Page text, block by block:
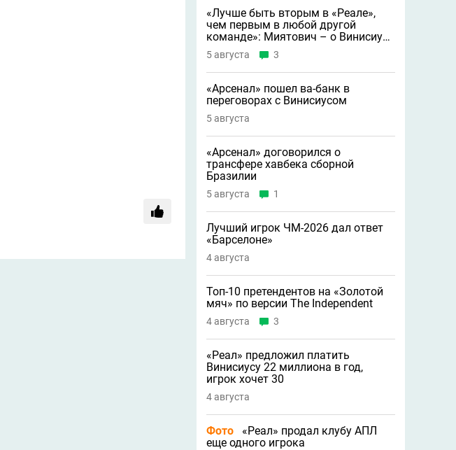
«Лучше быть вторым в «Реале»,
чем первым в любой другой
команде»: Миятович – о Винисиусе
в «Арсенале»
5 августа 3
«Арсенал» пошел ва-банк в
переговорах с Винисиусом
5 августа
«Арсенал» договорился о
трансфере хавбека сборной
Бразилии
5 августа 1
Лучший игрок ЧМ-2026 дал ответ
«Барселоне»
4 августа
Топ-10 претендентов на «Золотой
мяч» по версии The Independent
4 августа 3
«Реал» предложил платить
Винисиусу 22 миллиона в год,
игрок хочет 30
4 августа
Фото
«Реал» продал клубу АПЛ
еще одного игрока